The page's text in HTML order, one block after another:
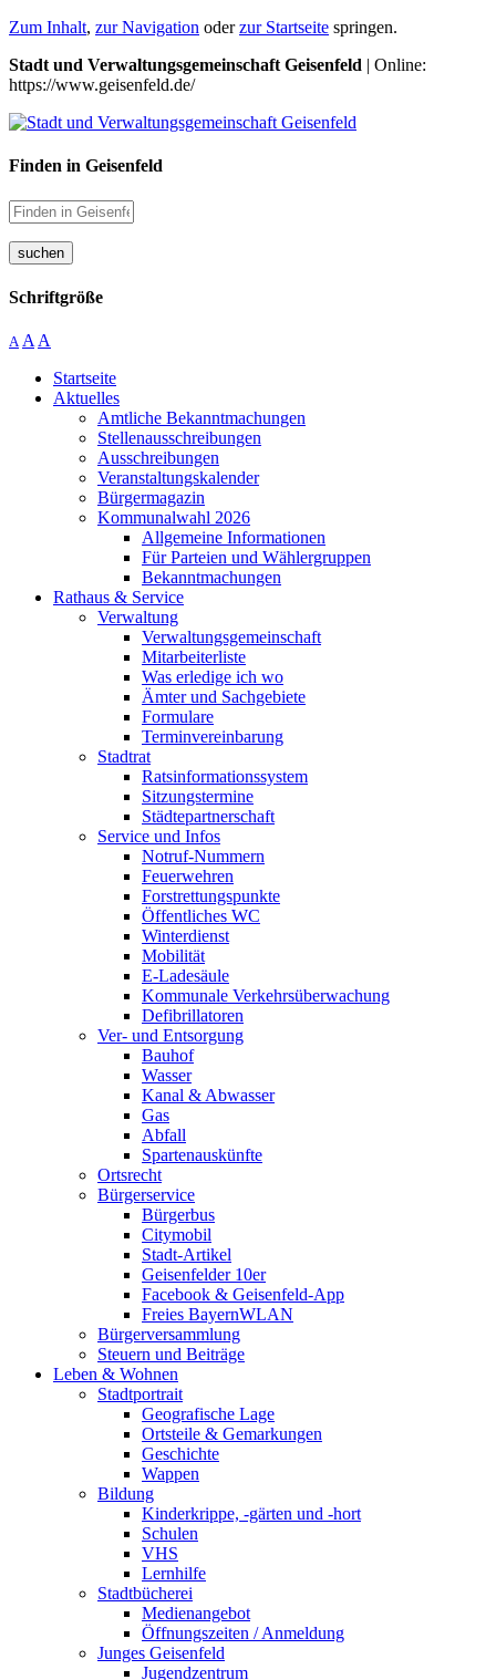
Zum Inhalt, zur Navigation oderzur Startseite springen.
Stadt und Verwaltungsgemeinschaft Geisenfeld | Online:
https://www.geisenfeld.de/
Finden in Geisenfeld
suchen
Schriftgröße
A A A
Startseite
Aktuelles
Amtliche Bekanntmachungen
Stellenausschreibungen
Ausschreibungen
Veranstaltungskalender
Bürgermagazin
Kommunalwahl 2026
Allgemeine Informationen
Für Parteien und Wählergruppen
Bekanntmachungen
Rathaus & Service
Verwaltung
Verwaltungsgemeinschaft
Mitarbeiterliste
Was erledige ich wo
Ämter und Sachgebiete
Formulare
Terminvereinbarung
Stadtrat
Ratsinformationssystem
Sitzungstermine
Städtepartnerschaft
Service und Infos
Notruf-Nummern
Feuerwehren
Forstrettungspunkte
Öffentliches WC
Winterdienst
Mobilität
E-Ladesäule
Kommunale Verkehrsüberwachung
Defibrillatoren
Ver- und Entsorgung
Bauhof
Wasser
Kanal & Abwasser
Gas
Abfall
Spartenauskünfte
Ortsrecht
Bürgerservice
Bürgerbus
Citymobil
Stadt-Artikel
Geisenfelder 10er
Facebook & Geisenfeld-App
Freies BayernWLAN
Bürgerversammlung
Steuern und Beiträge
Leben & Wohnen
Stadtportrait
Geografische Lage
Ortsteile & Gemarkungen
Geschichte
Wappen
Bildung
Kinderkrippe, -gärten und -hort
Schulen
VHS
Lernhilfe
Stadtbücherei
Medienangebot
Öffnungszeiten / Anmeldung
Junges Geisenfeld
Jugendzentrum